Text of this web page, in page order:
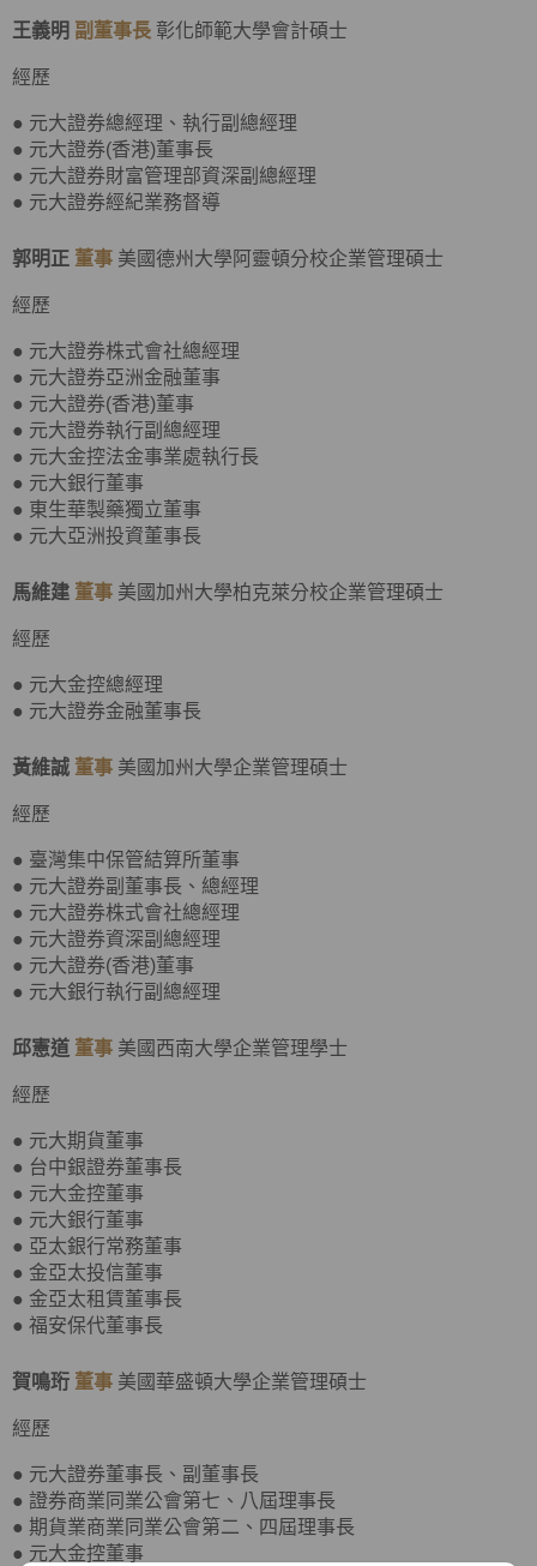
王義明 副董事長 彰化師範大學會計碩士
經歷
● 元大證券總經理、執行副總經理
● 元大證券(香港)董事長
● 元大證券財富管理部資深副總經理
● 元大證券經紀業務督導
郭明正 董事 美國德州大學阿靈頓分校企業管理碩士
經歷
● 元大證券株式會社總經理
● 元大證券亞洲金融董事
● 元大證券(香港)董事
● 元大證券執行副總經理
● 元大金控法金事業處執行長
● 元大銀行董事
● 東生華製藥獨立董事
● 元大亞洲投資董事長
馬維建 董事 美國加州大學柏克萊分校企業管理碩士
經歷
● 元大金控總經理
● 元大證券金融董事長
黃維誠 董事 美國加州大學企業管理碩士
經歷
● 臺灣集中保管結算所董事
● 元大證券副董事長、總經理
● 元大證券株式會社總經理
● 元大證券資深副總經理
● 元大證券(香港)董事
● 元大銀行執行副總經理
邱憲道 董事 美國西南大學企業管理學士
經歷
● 元大期貨董事
● 台中銀證券董事長
● 元大金控董事
● 元大銀行董事
● 亞太銀行常務董事
● 金亞太投信董事
● 金亞太租賃董事長
● 福安保代董事長
賀鳴珩 董事 美國華盛頓大學企業管理碩士
經歷
● 元大證券董事長、副董事長
● 證券商業同業公會第七、八屆理事長
● 期貨業商業同業公會第二、四屆理事長
● 元大金控董事